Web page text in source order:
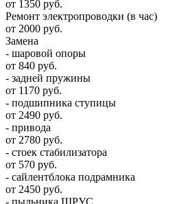
от 1350 руб.
Ремонт электропроводки (в час)
от 2000 руб.
Замена
- шаровой опоры
от 840 руб.
- задней пружины
от 1170 руб.
- подшипника ступицы
от 2490 руб.
- привода
от 2780 руб.
- стоек стабилизатора
от 570 руб.
- сайлентблока подрамника
от 2450 руб.